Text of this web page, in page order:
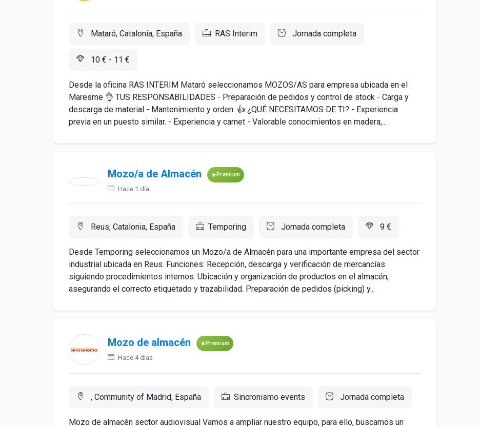
Mataró, Catalonia, España RAS Interim Jornada completa
10 € - 11 €
Desde la oficina RAS INTERIM Mataró seleccionamos MOZOS/AS para empresa ubicada en el
Maresme 👌 TUS RESPONSABILIDADES - Preparación de pedidos y control de stock - Carga y
descarga de material - Mantenimiento y orden. 👍 ¿QUÉ NECESITAMOS DE TI? - Experiencia
previa en un puesto similar. - Experiencia y carnet - Valorable conocimientos en madera,...
Mozo/a de Almacén Premium
Hace 1 día
Reus, Catalonia, España Temporing Jornada completa 9 €
Desde Temporing seleccionamos un Mozo/a de Almacén para una importante empresa del sector
industrial ubicada en Reus. Funciones: Recepción, descarga y verificación de mercancías
siguiendo procedimientos internos. Ubicación y organización de productos en el almacén,
asegurando el correcto etiquetado y trazabilidad. Preparación de pedidos (picking) y...
Mozo de almacén Premium
Hace 4 días
, Community of Madrid, España Sincronismo events Jornada completa
Mozo de almacén sector audiovisual Vamos a ampliar nuestro equipo, para ello, buscamos un